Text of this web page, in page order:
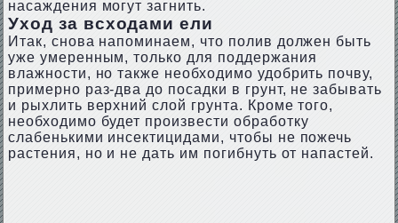
насаждения могут загнить.
Уход за всходами ели
Итак, снова напоминаем, что полив должен быть
уже умеренным, только для поддержания
влажности, но также необходимо удобрить почву,
примерно раз-два до посадки в грунт, не забывать
и рыхлить верхний слой грунта. Кроме того,
необходимо будет произвести обработку
слабенькими инсектицидами, чтобы не пожечь
растения, но и не дать им погибнуть от напастей.